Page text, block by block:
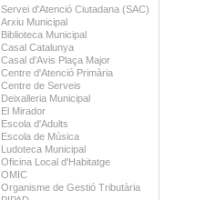
Servei d'Atenció Ciutadana (SAC)
Arxiu Municipal
Biblioteca Municipal
Casal Catalunya
Casal d'Avis Plaça Major
Centre d'Atenció Primària
Centre de Serveis
Deixalleria Municipal
El Mirador
Escola d'Adults
Escola de Música
Ludoteca Municipal
Oficina Local d'Habitatge
OMIC
Organisme de Gestió Tributària